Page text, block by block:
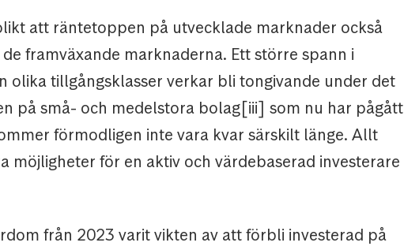
att räntetoppen på utvecklade marknader också
framväxande marknaderna. Ett större spann i
olika tillgångsklasser verkar bli tongivande under det
på små- och medelstora bolag[iii] som nu har pågått
förmodligen inte vara kvar särskilt länge. Allt
möjligheter för en aktiv och värdebaserad investerare
från 2023 varit vikten av att förbli investerad på